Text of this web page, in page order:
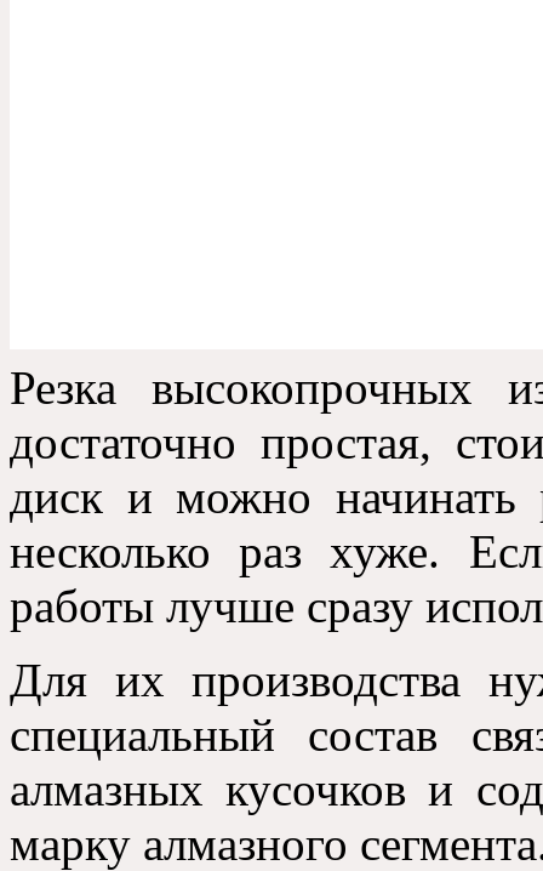
Резка высокопрочных
достаточно простая,
диск и можно начинать
несколько раз хуже.
работы лучше сразу
Для их производства
специальный состав
алмазных кусочков и
марку алмазного